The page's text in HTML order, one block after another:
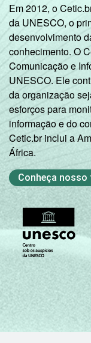
Em 2012, o
da UNESCO, o
desenvolvimento
conhecimento. O
Comunicação e
UNESCO. Ele
da organização
esforços para
informação e do
Cetic.br inclui a
África.
Conheça nosso